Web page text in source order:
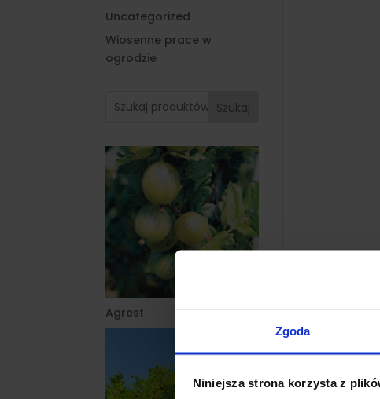
Zgoda
Niniejsza strona korzysta z
Uncategorized
Wiosenne prace w
ogrodzie
Szukaj
Agrest